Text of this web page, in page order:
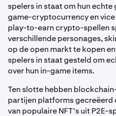
spelers in staat om hun
game-cryptocurrency en
play-to-earn crypto-spellen
verschillende personages,
op de open markt te kopen
spelers in staat gesteld om
over hun in-game items.
Ten slotte hebben
partijen platforms gecreëerd
van populaire NFT's uit P2E-